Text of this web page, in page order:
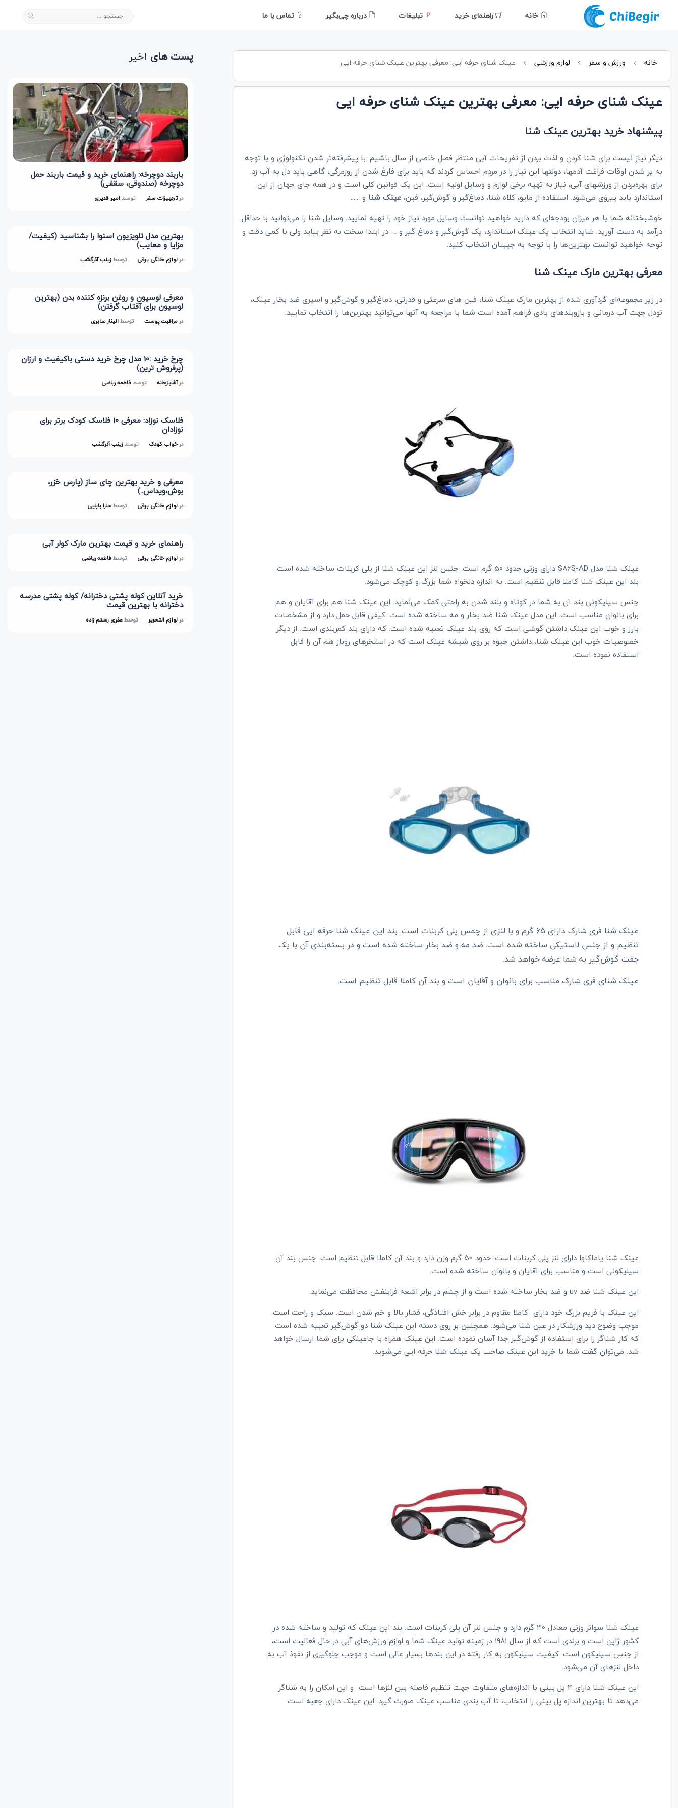
خانه راهنمای خرید تبلیغات درباره چی‌بگیر تماس با ما
خانه ورزش و سفر لوازم ورزشی عینک شنای حرفه ایی: معرفی بهترین عینک شنای حرفه ایی
عینک شنای حرفه ایی: معرفی بهترین عینک شنای حرفه ایی
پیشنهاد خرید بهترین عینک شنا
دیگر نیاز نیست برای شنا کردن و لذت بردن از تفریحات آبی منتظر فصل خاصی از سال باشیم. با پیشرفته‌تر شدن تکنولوژی و با توجه
به پر شدن اوقات فراغت آدمها، دولتها این نیاز را در مردم احساس کردند که باید برای فارغ شدن از روزمرگی، گاهی باید دل به آب زد.
برای بهره‌بردن از ورزشهای آبی، نیاز به تهیه برخی لوازم و وسایل اولیه است. این یک قوانین کلی است و در همه جای جهان از این
استاندارد باید پیروی می‌شود. استفاده از مایو، کلاه شنا، دماغ‌گیر و گوش‌گیر، فین،عینک شنا و ......
خوشبختانه شما با هر میزان بودجه‌ای که دارید خواهید توانست وسایل مورد نیاز خود را تهیه نمایید. وسایل شنا را می‌توانید با حداقل
درآمد به دست آورید. شاید انتخاب یک عینک استاندارد، یک گوش‌گیر و دماغ‌ گیر و .. در ابتدا سخت به نظر بیاید ولی با کمی دقت و
توجه خواهید توانست بهترین‌ها را با توجه به جیبتان انتخاب کنید.
معرفی بهترین مارک عینک شنا
در زیر مجموعه‌ای گردآوری شده از بهترین مارک عینک شنا، فین‌ های سرعتی و قدرتی، دماغ‌گیر و گوش‌گیر و اسپری ضد بخار عینک،
نودل جهت آب درمانی و بازوبندهای بادی فراهم آمده است شما با مراجعه به آنها می‌توانید بهترین‌ها را انتخاب نمایید.
عینک شنا مدل S86S-AD
دارای وزنی حدود 50 گرم است. جنس لنز این عینک شنا از پلی کربنات ساخته شده است.
بند این عینک شنا کاملا قابل تنظیم است. به اندازه دلخواه شما بزرگ و کوچک می‌شود.
جنس سیلیکونی بند آن به شما در کوتاه و بلند شدن به راحتی کمک می‌نماید. این عینک شنا هم برای آقایان و هم
برای بانوان مناسب است. این مدل عینک شنا ضد بخار و مه ساخته شده است. کیفی قابل حمل دارد و از مشخصات
بارز و خوب این عینک داشتن گوشی است که روی بند عینک تعبیه شده است. که دارای بند کمربندی است. از دیگر
خصوصیات خوب این عینک شنا، داشتن جیوه بر روی شیشه عینک است که در استخرهای روباز هم آن را قابل
استفاده نموده است.
عینک شنا فری شارک دارای 65 گرم و با لنزی از چمس پلی کربنات است. بند این عینک شنا حرفه ایی قابل
تنظیم و از جنس لاستیکی ساخته شده است. ضد مه و ضد بخار ساخته شده است و در بسته‌بندی آن با یک
جفت گوش‌گیر به شما عرضه خواهد شد.
عینک شنای فری شارک مناسب برای بانوان و آقایان است و بند آن کاملا قابل تنظیم است.
عینک شنا یاماکاوا دارای لنز پلی کربنات است. حدود 50 گرم وزن دارد و بند آن کاملا قابل تنظیم است. جنس بند آن
سیلیکونی است و مناسب برای آقایان و بانوان ساخته شده است.
این عینک شنا ضد uvو ضد بخار ساخته شده است و از چشم در برابر اشعه فرابنفش محافظت می‌نماید.
این عینک با فریم بزرگ خود دارای کاملا مقاوم در برابر خش افتادگی، فشار بالا و خم شدن است. سبک و راحت است
موجب وضوح دید ورزشکار در عین شنا می‌شود. همچنین بر روی دسته این عینک شنا دو گوش‌گیر تعبیه شده است
که کار شناگر را برای استفاده از گوش‌گیر جدا آسان نموده است. این عینک همراه با جاعینکی برای شما ارسال خواهد
شد. می‌توان گفت شما با خرید این عینک صاحب یک عینک شنا حرفه ایی می‌شوید.
عینک شنا سوانز وزنی معادل 30 گرم دارد و جنس لنز آن پلی کربنات است. بند این عینک که تولید و ساخته شده در
کشور ژاپن است و برندی است که از سال 1981 در زمینه تولید عینک شما و لوازم ورزش‌های آبی در حال فعالیت است،
از جنس سیلیکون است. کیفیت سیلیکون به کار رفته در این بندها بسیار عالی است و موجب جلوگیری از نفوذ آب به
داخل لنزهای آن می‌شود.
این عینک شنا دارای 4 پل بینی با اندازه‌های متفاوت جهت تنظیم فاصله بین لنزها است و این امکان را به شناگر
می‌دهد تا بهترین اندازه پل بینی را انتخاب، تا آب بندی مناسب عینک صورت گیرد. این عینک دارای جعبه است.
پست های اخیر
باربند دوچرخه: راهنمای خرید و قیمت باربند حمل
دوچرخه (صندوقی، سقفی)
درتجهیزات سفر توسطامیر قدیری
بهترین مدل تلویزیون اسنوا را بشناسید (کیفیت/
مزایا و معایب)
درلوازم خانگی برقی توسطزینب آذرگشب
معرفی لوسیون و روغن برنزه کننده بدن (بهترین
لوسیون برای آفتاب گرفتن)
درمراقبت پوست توسطالیناز صابری
چرخ خرید :10 مدل چرخ خرید دستی باکیفیت و ارزان
(پرفروش ترین)
درآشپزخانه توسطفاطمه ریاضی
فلاسک نوزاد: معرفی 10 فلاسک کودک برتر برای
نوزادان
درخواب کودک توسطزینب آذرگشب
معرفی و خرید بهترین چای ساز (پارس خزر،
بوش،ویداس..)
درلوازم خانگی برقی توسطسارا بابایی
راهنمای خرید و قیمت بهترین مارک کولر آبی
درلوازم خانگی برقی توسطفاطمه ریاضی
خرید آنلاین کوله پشتی دخترانه/ کوله پشتی مدرسه
دخترانه با بهترین قیمت
درلوازم التحریر توسطعذری رستم زاده